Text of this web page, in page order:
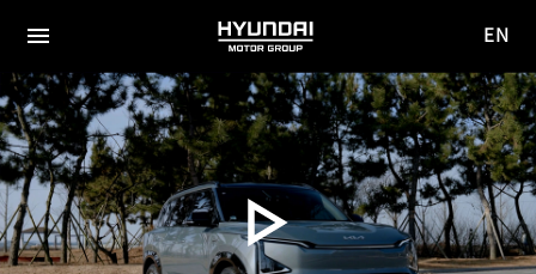
전체
메뉴
HYUNDAI
MOTOR
GROUP
사이
이동
EN